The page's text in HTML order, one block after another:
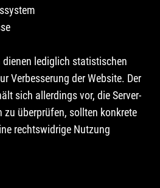
dienen lediglich statistischen
Verbesserung der Website. Der
sich allerdings vor, die Server-
überprüfen, sollten konkrete
rechtswidrige Nutzung